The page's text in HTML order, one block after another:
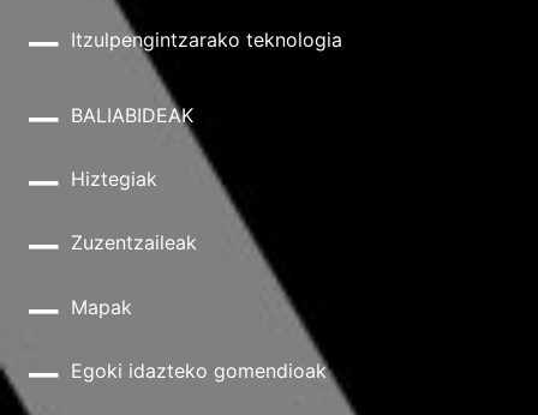
Itzulpengintzarako teknologia
BALIABIDEAK
Hiztegiak
Zuzentzaileak
Mapak
Egoki idazteko gomendioak